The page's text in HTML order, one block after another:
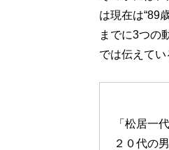
は現在は“89
までに3つの
では伝えてい
「松居一
２０代の